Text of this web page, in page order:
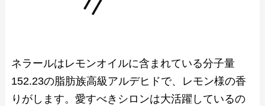
ネラールはレモンオイルに含まれている分子量
152.23の脂肪族高級アルデヒドで、レモン様の香
りがします。愛すべきシロンは大活躍しているの